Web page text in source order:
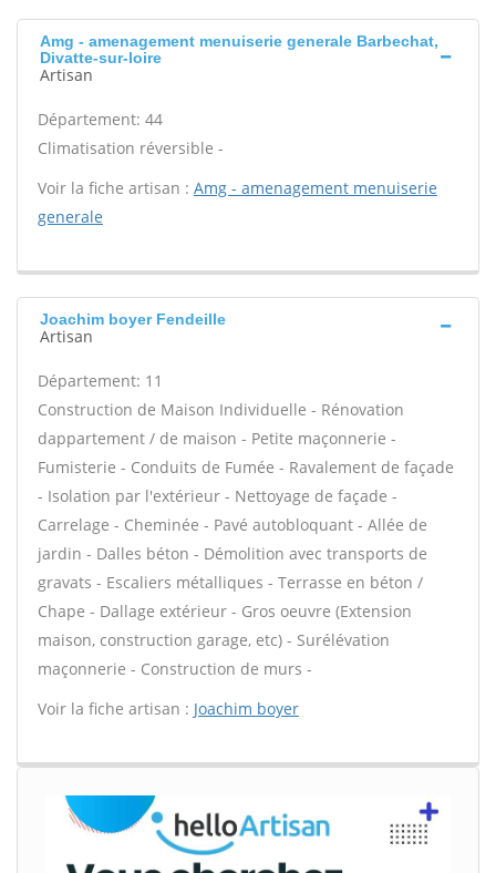
Amg - amenagement menuiserie generale Barbechat,
Divatte-sur-loire
Artisan
Département: 44
Climatisation réversible -
Voir la fiche artisan : Amg - amenagement menuiserie
generale
Joachim boyer Fendeille
Artisan
Département: 11
Construction de Maison Individuelle - Rénovation
dappartement / de maison - Petite maçonnerie -
Fumisterie - Conduits de Fumée - Ravalement de façade
- Isolation par l'extérieur - Nettoyage de façade -
Carrelage - Cheminée - Pavé autobloquant - Allée de
jardin - Dalles béton - Démolition avec transports de
gravats - Escaliers métalliques - Terrasse en béton /
Chape - Dallage extérieur - Gros oeuvre (Extension
maison, construction garage, etc) - Surélévation
maçonnerie - Construction de murs -
Voir la fiche artisan : Joachim boyer